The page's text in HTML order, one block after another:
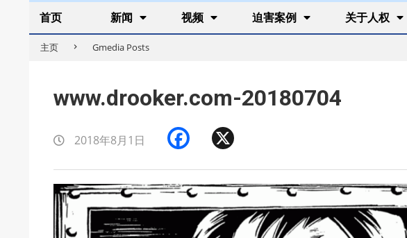
Secondary
Navigation
Menu
首页 新闻 视频 迫害案例 关于人权
主页 Gmedia Posts
www.drooker.com-20180704
2018年8月1日 Facebook